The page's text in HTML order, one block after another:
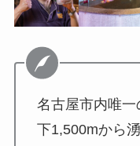
名古屋市内唯
下1,500mから